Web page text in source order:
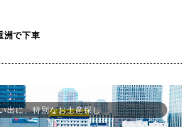
洲で下車
出に、特別なお土産探し